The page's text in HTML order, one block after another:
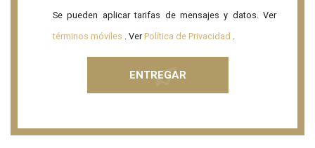
Se pueden aplicar tarifas de mensajes y datos. Ver
términos móviles . VerPolítica de Privacidad